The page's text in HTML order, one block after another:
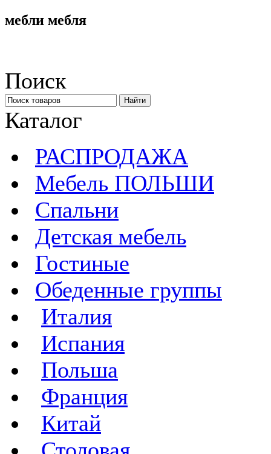
мебли мебля
Поиск
Каталог
РАСПРОДАЖА
Мебель ПОЛЬШИ
Спальни
Детская мебель
Гостиные
Обеденные группы
Италия
Испания
Польша
Франция
Китай